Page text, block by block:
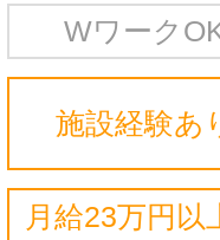
Wワーク
施設経験あ
月給23万円以